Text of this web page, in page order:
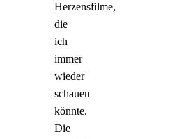
Herzensfilme,
die
ich
immer
wieder
schauen
könnte.
Die